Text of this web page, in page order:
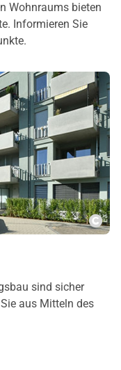
Wohnraums bieten
Informieren Sie
sind sicher
aus Mitteln des